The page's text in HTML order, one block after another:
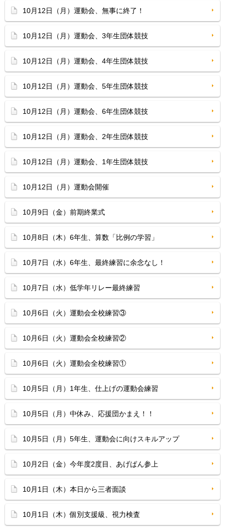
10月12日（月）運動会、無事に終了！
10月12日（月）運動会、3年生団体競技
10月12日（月）運動会、4年生団体競技
10月12日（月）運動会、5年生団体競技
10月12日（月）運動会、6年生団体競技
10月12日（月）運動会、2年生団体競技
10月12日（月）運動会、1年生団体競技
10月12日（月）運動会開催
10月9日（金）前期終業式
10月8日（木）6年生、算数「比例の学習」
10月7日（水）6年生、最終練習に余念なし！
10月7日（水）低学年リレー最終練習
10月6日（火）運動会全校練習③
10月6日（火）運動会全校練習②
10月6日（火）運動会全校練習①
10月5日（月）1年生、仕上げの運動会練習
10月5日（月）中休み、応援団かまえ！！
10月5日（月）5年生、運動会に向けスキルアップ
10月2日（金）今年度2度目、あげぱん参上
10月1日（木）本日から三者面談
10月1日（木）個別支援級、視力検査